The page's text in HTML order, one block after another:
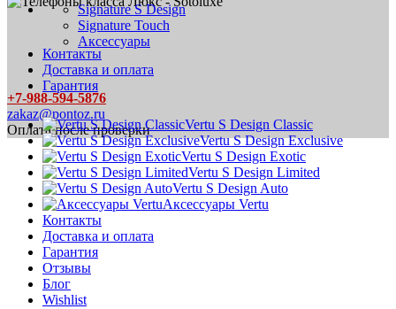
Signature S Design
Signature Touch
Аксессуары
Контакты
Доставка и оплата
Гарантия
+7-988-594-5876
zakaz@pontoz.ru
Оплата после проверки
Vertu S Design Classic
Vertu S Design Exclusive
Vertu S Design Exotic
Vertu S Design Limited
Vertu S Design Auto
Аксессуары Vertu
Контакты
Доставка и оплата
Гарантия
Отзывы
Блог
Wishlist